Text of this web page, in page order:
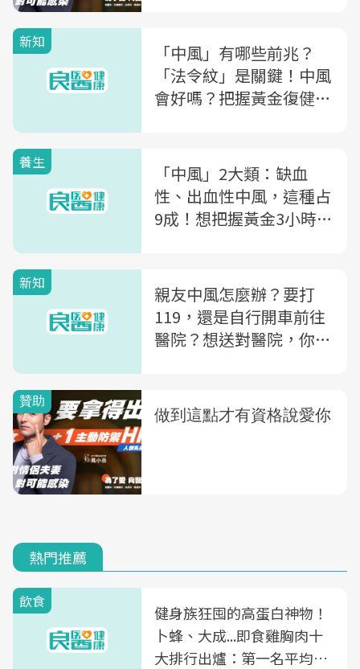
新知
「中風」有哪些前兆？
「法令紋」是關鍵！中風
會好嗎？把握黃金復健期
養生
「中風」2大類：缺血
性、出血性中風，這種占
9成！想把握黃金3小時，
新知
親友中風怎麼辦？要打
119，還是自行開車前往
醫院？想送對醫院，你該
熱門推薦
飲食
健身族狂囤的高蛋白神物！
卜蜂、大成...即食雞胸肉十
大排行出爐：第一名平均一